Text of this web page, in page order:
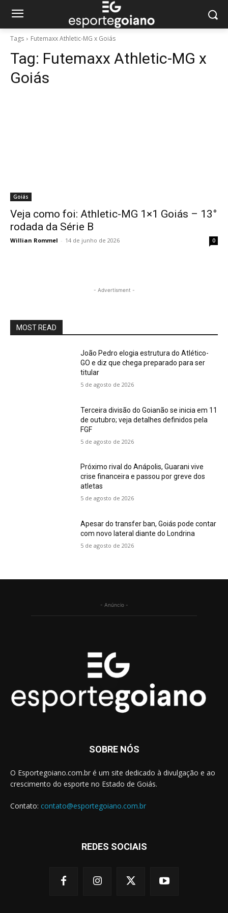
Tags Futemaxx Athletic-MG x Goiás
Tag: Futemaxx Athletic-MG x
Goiás
Goiás
Veja como foi: Athletic-MG 1×1 Goiás – 13°
rodada da Série B
Willian Rommel - 14 de junho de 2026 0
- Advertisment -
MOST READ
João Pedro elogia estrutura do Atlético-
GO e diz que chega preparado para ser
titular
5 de agosto de 2026
Terceira divisão do Goianão se inicia em 11
de outubro; veja detalhes definidos pela
FGF
5 de agosto de 2026
Próximo rival do Anápolis, Guarani vive
crise financeira e passou por greve dos
atletas
5 de agosto de 2026
Apesar do transfer ban, Goiás pode contar
com novo lateral diante do Londrina
5 de agosto de 2026
- Anúncio -
SOBRE NÓS
O Esportegoiano.com.br é um site dedicado à divulgação e ao
crescimento do esporte no Estado de Goiás.
Contato: contato@esportegoiano.com.br
REDES SOCIAIS